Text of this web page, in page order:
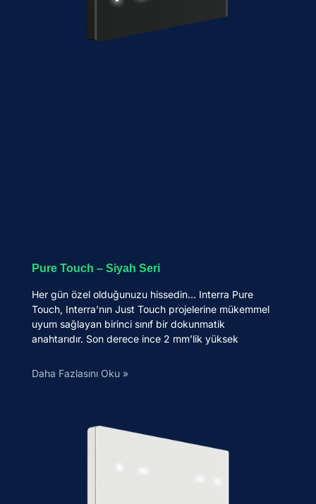
Pure Touch – Siyah Seri
Her gün özel olduğunuzu hissedin… Interra Pure
Touch, Interra’nın Just Touch projelerine mükemmel
uyum sağlayan birinci sınıf bir dokunmatik
anahtarıdır. Son derece ince 2 mm’lik yüksek
Daha Fazlasını Oku »